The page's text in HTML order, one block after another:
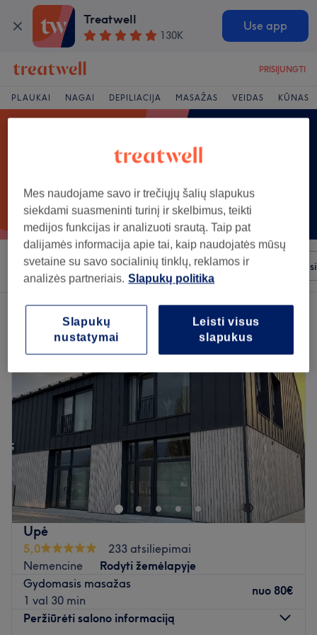
Treatwell
130K
Use app
PRISIJUNGTI
PLAUKAI NAGAI DEPILIACIJA MASAŽAS VEIDAS KŪNAS
Rūšiuoti pagal Prekiniai ženklai Salonai Greiti
Salonas, siūlantis:gydomieji masažai rajonas: Nemencine
Upė
5,0
233 atsiliepimai
Nemencine
Rodyti žemėlapyje
Gydomasis masažas
1 val 30 min
nuo 80€
Peržiūrėti salono informaciją
Mes naudojame savo ir trečiųjų šalių slapukus
siekdami suasmeninti turinį ir skelbimus, teikti
medijos funkcijas ir analizuoti srautą. Taip pat
dalijamės informacija apie tai, kaip naudojatės mūsų
svetaine su savo socialinių tinklų, reklamos ir
analizės partneriais. Slapukų politika
Leisti visus
slapukus
Slapukų
nustatymai